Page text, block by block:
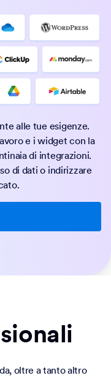
e i widget con la
di integrazioni.
di dati o indirizzare
Affidati ai nostri